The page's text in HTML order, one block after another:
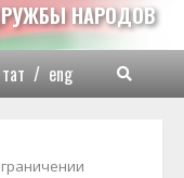
НАРОДОВ
тат / eng